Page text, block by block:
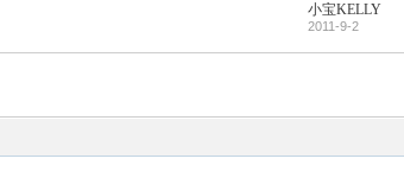
小宝KELLY
2011-9-2